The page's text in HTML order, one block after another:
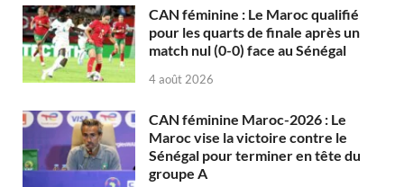
CAN féminine : Le Maroc qualifié
pour les quarts de finale après un
match nul (0-0) face au Sénégal
4 août 2026
CAN féminine Maroc-2026 : Le
Maroc vise la victoire contre le
Sénégal pour terminer en tête du
groupe A